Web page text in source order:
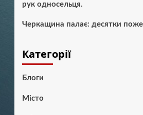
рук односельця.
Черкащина палає: десятки
Категорії
Блоги
Місто